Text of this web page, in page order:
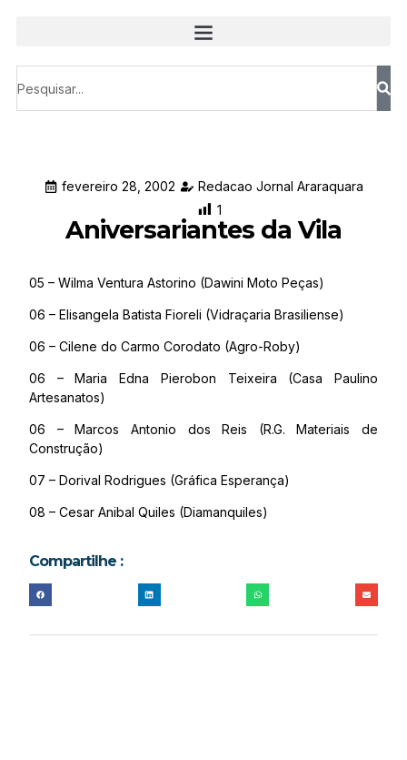
fevereiro 28, 2002
Redacao Jornal Araraquara
1
Aniversariantes da Vila
05 – Wilma Ventura Astorino (Dawini Moto Peças)
06 – Elisangela Batista Fioreli (Vidraçaria Brasiliense)
06 – Cilene do Carmo Corodato (Agro-Roby)
06 – Maria Edna Pierobon Teixeira (Casa Paulino
Artesanatos)
06 – Marcos Antonio dos Reis (R.G. Materiais de
Construção)
07 – Dorival Rodrigues (Gráfica Esperança)
08 – Cesar Anibal Quiles (Diamanquiles)
Compartilhe :